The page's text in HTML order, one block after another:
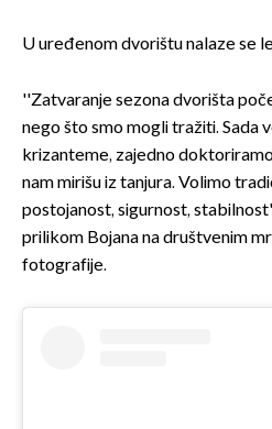
U uređenom dvorištu nalaze se
''Zatvaranje sezona dvorišta
nego što smo mogli tražiti. Sada
krizanteme, zajedno
nam mirišu iz tanjura. Volimo
postojanost, sigurnost,
prilikom Bojana na društvenim
fotografije.